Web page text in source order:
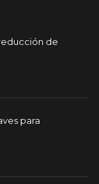
de
para